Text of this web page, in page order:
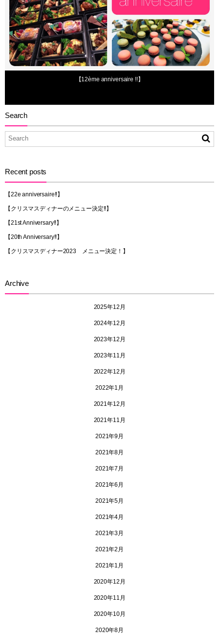
【12ème anniversaire !!】
2015年12月6日
Search
Recent posts
【22e anniversaire!!】
【クリスマスディナーのメニュー決定!!】
【21st Anniversary!!】
【20th Anniversary!!】
【クリスマスディナー2023 メニュー決定！】
Archive
2025年12月
2024年12月
2023年12月
2023年11月
2022年12月
2022年1月
2021年12月
2021年11月
2021年9月
2021年8月
2021年7月
2021年6月
2021年5月
2021年4月
2021年3月
2021年2月
2021年1月
2020年12月
2020年11月
2020年10月
2020年8月